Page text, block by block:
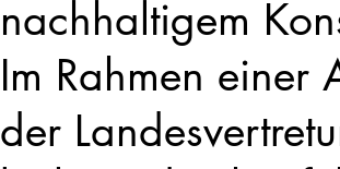
nachhaltigem
Im Rahmen einer
der